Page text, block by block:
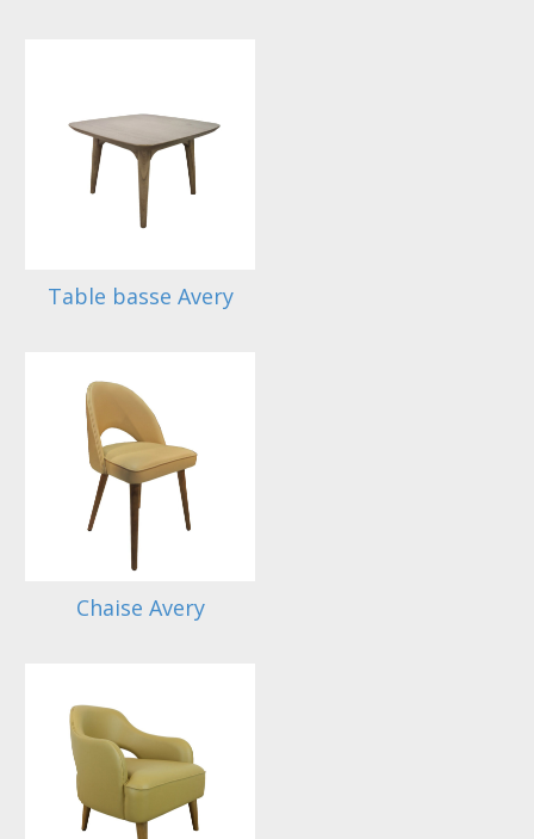
Table basse Avery
Chaise Avery